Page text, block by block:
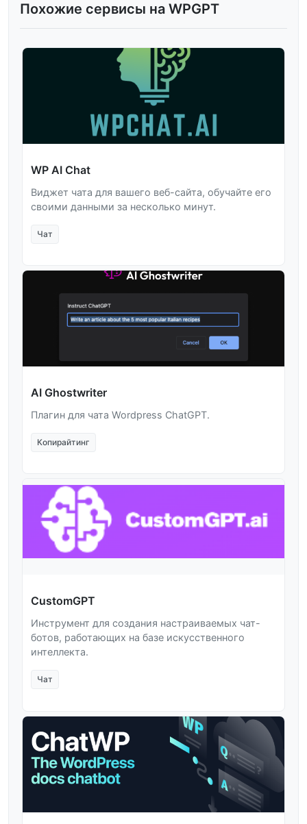
Похожие сервисы на WPGPT
WP AI Chat
Виджет чата для вашего веб-сайта, обучайте его
своими данными за несколько минут.
Чат
AI Ghostwriter
Плагин для чата Wordpress ChatGPT.
Копирайтинг
CustomGPT
Инструмент для создания настраиваемых чат-
ботов, работающих на базе искусственного
интеллекта.
Чат